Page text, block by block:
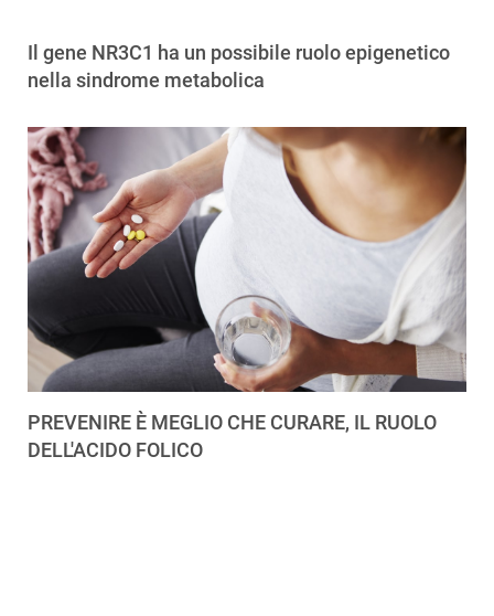
Il gene NR3C1 ha un possibile ruolo epigenetico
nella sindrome metabolica
PREVENIRE È MEGLIO CHE CURARE, IL RUOLO
DELL'ACIDO FOLICO